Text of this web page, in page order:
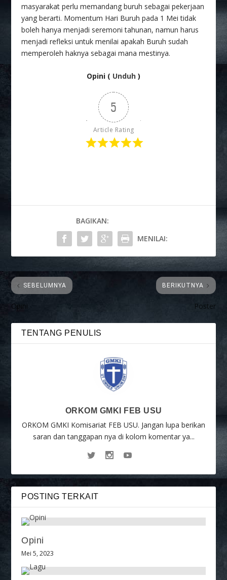
masyarakat perlu memandang buruh sebagai pekerjaan
yang berarti. Momentum Hari Buruh pada 1 Mei tidak
boleh hanya menjadi seremoni tahunan, namun harus
menjadi refleksi untuk menilai apakah Buruh sudah
memperoleh haknya sebagai mana mestinya.
Opini ( Unduh )
5
Article Rating
BAGIKAN:
MENILAI:
SEBELUMNYA
Opini
BERIKUTNYA
Poster
TENTANG PENULIS
ORKOM GMKI FEB USU
ORKOM GMKI Komisariat FEB USU. Jangan lupa berikan
saran dan tanggapan nya di kolom komentar ya...
POSTING TERKAIT
Opini
Mei 5, 2023